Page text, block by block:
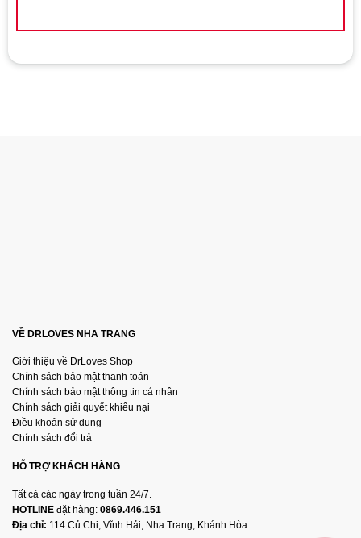
VỀ DRLOVES NHA TRANG
Giới thiệu về DrLoves Shop
Chính sách bảo mật thanh toán
Chính sách bảo mật thông tin cá nhân
Chính sách giải quyết khiếu nại
Điều khoản sử dụng
Chính sách đổi trả
HỖ TRỢ KHÁCH HÀNG
Tất cả các ngày trong tuần 24/7.
HOTLINE đặt hàng: 0869.446.151
Địa chỉ: 114 Củ Chi, Vĩnh Hải, Nha Trang, Khánh Hòa.